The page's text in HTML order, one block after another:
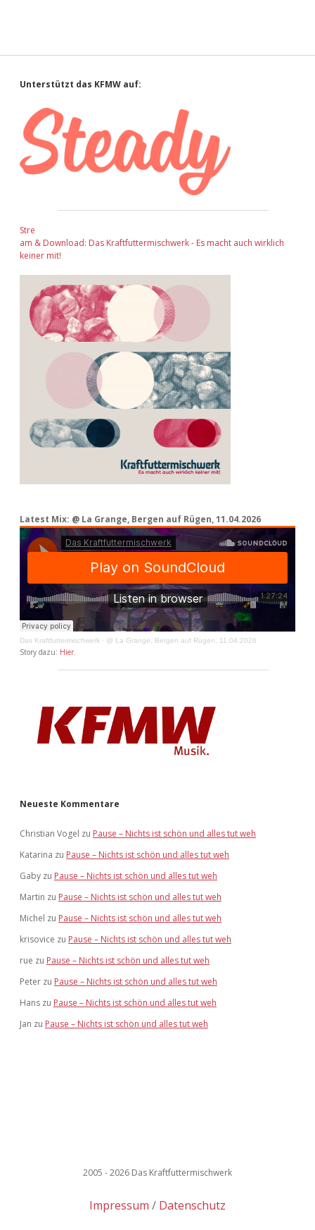
Sidebar
Unterstützt das KFMW auf:
Stre
am & Download: Das Kraftfuttermischwerk - Es macht auch wirklich
keiner mit!
Latest Mix: @ La Grange, Bergen auf Rügen, 11.04.2026
Das Kraftfuttermischwerk · @ La Grange, Bergen auf Rügen, 11.04.2026
Story dazu: Hier.
Neueste Kommentare
Christian Vogel zu Pause – Nichts ist schön und alles tut weh
Katarina zu Pause – Nichts ist schön und alles tut weh
Gaby zu Pause – Nichts ist schön und alles tut weh
Martin zu Pause – Nichts ist schön und alles tut weh
Michel zu Pause – Nichts ist schön und alles tut weh
krisovice zu Pause – Nichts ist schön und alles tut weh
rue zu Pause – Nichts ist schön und alles tut weh
Peter zu Pause – Nichts ist schön und alles tut weh
Hans zu Pause – Nichts ist schön und alles tut weh
Jan zu Pause – Nichts ist schön und alles tut weh
2005 - 2026 Das Kraftfuttermischwerk
Impressum Datenschutz